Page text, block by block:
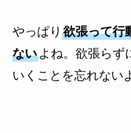
やっぱり 欲張って行
ないよね。欲張らず
いくことを忘れない